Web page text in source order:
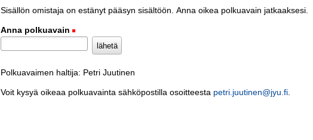
Sisällön omistaja on estänyt pääsyn sisältöön. Anna oikea polkuavain jatkaaksesi.
Anna polkuavain
Polkuavaimen haltija: Petri Juutinen
Voit kysyä oikeaa polkuavainta sähköpostilla osoitteesta petri.juutinen@jyu.fi.